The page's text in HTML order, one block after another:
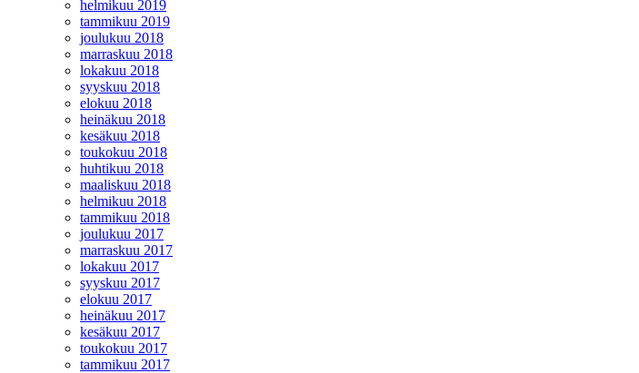
helmikuu 2019
tammikuu 2019
joulukuu 2018
marraskuu 2018
lokakuu 2018
syyskuu 2018
elokuu 2018
heinäkuu 2018
kesäkuu 2018
toukokuu 2018
huhtikuu 2018
maaliskuu 2018
helmikuu 2018
tammikuu 2018
joulukuu 2017
marraskuu 2017
lokakuu 2017
syyskuu 2017
elokuu 2017
heinäkuu 2017
kesäkuu 2017
toukokuu 2017
tammikuu 2017